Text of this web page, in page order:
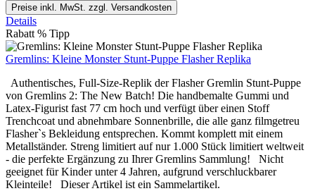
Preise inkl. MwSt. zzgl. Versandkosten
Details
Rabatt % Tipp
Gremlins: Kleine Monster Stunt-Puppe Flasher Replika
Authentisches, Full-Size-Replik der Flasher Gremlin Stunt-Puppe
von Gremlins 2: The New Batch! Die handbemalte Gummi und
Latex-Figurist fast 77 cm hoch und verfügt über einen Stoff
Trenchcoat und abnehmbare Sonnenbrille, die alle ganz filmgetreu
Flasher`s Bekleidung entsprechen. Kommt komplett mit einem
Metallständer. Streng limitiert auf nur 1.000 Stück limitiert weltweit
- die perfekte Ergänzung zu Ihrer Gremlins Sammlung! Nicht
geeignet für Kinder unter 4 Jahren, aufgrund verschluckbarer
Kleinteile! Dieser Artikel ist ein Sammelartikel.